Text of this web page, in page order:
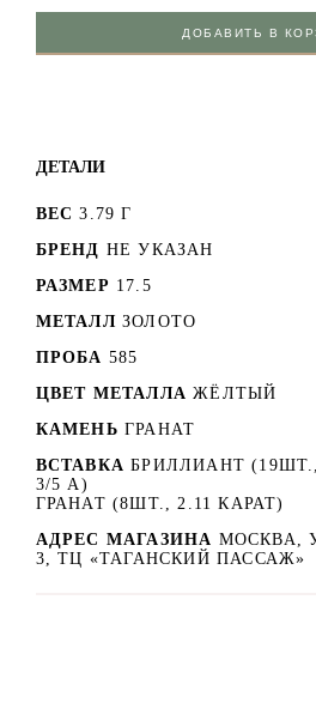
ДОБАВИТЬ В
ДЕТАЛИ
ВЕС 3.79 Г
БРЕНД НЕ УКАЗАН
РАЗМЕР 17.5
МЕТАЛЛ ЗОЛОТО
ПРОБА 585
ЦВЕТ МЕТАЛЛА ЖЁЛТЫЙ
КАМЕНЬ ГРАНАТ
ВСТАВКА БРИЛЛИАНТ (19ШТ.,
3/5 А)
ГРАНАТ (8ШТ., 2.11 КАРАТ)
АДРЕС МАГАЗИНА МОСКВА,
3, ТЦ «ТАГАНСКИЙ ПАССАЖ»